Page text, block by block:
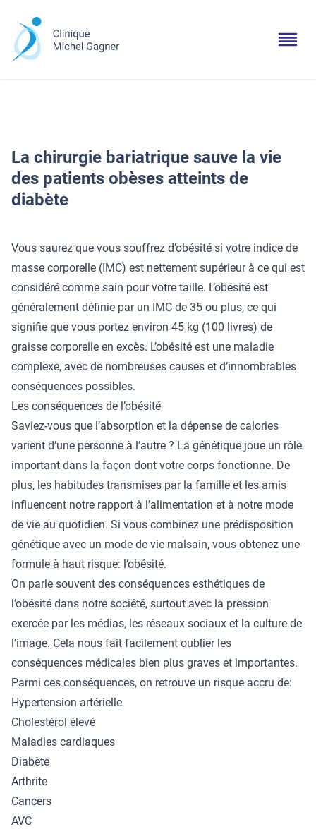
La chirurgie bariatrique sauve la vie
des patients obèses atteints de
diabète
Vous saurez que vous souffrez d’obésité si votre indice de
masse corporelle (IMC) est nettement supérieur à ce qui est
considéré comme sain pour votre taille. L’obésité est
généralement définie par un IMC de 35 ou plus, ce qui
signifie que vous portez environ 45 kg (100 livres) de
graisse corporelle en excès. L’obésité est une maladie
complexe, avec de nombreuses causes et d’innombrables
conséquences possibles.
Les conséquences de l’obésité
Saviez-vous que l’absorption et la dépense de calories
varient d’une personne à l’autre ? La génétique joue un rôle
important dans la façon dont votre corps fonctionne. De
plus, les habitudes transmises par la famille et les amis
influencent notre rapport à l’alimentation et à notre mode
de vie au quotidien. Si vous combinez une prédisposition
génétique avec un mode de vie malsain, vous obtenez une
formule à haut risque: l’obésité.
On parle souvent des conséquences esthétiques de
l’obésité dans notre société, surtout avec la pression
exercée par les médias, les réseaux sociaux et la culture de
l’image. Cela nous fait facilement oublier les
conséquences médicales bien plus graves et importantes.
Parmi ces conséquences, on retrouve un risque accru de:
Hypertension artérielle
Cholestérol élevé
Maladies cardiaques
Diabète
Arthrite
Cancers
AVC